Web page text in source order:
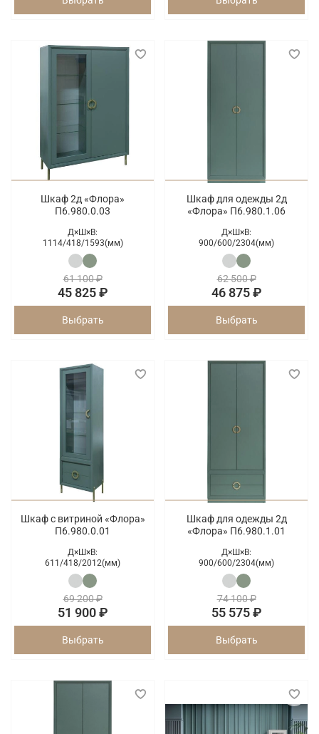
Шкаф 2д «Флора»
П6.980.0.03
Д×Ш×В:
1114/418/1593(мм)
61 100 ₽
45 825 ₽
Выбрать
Шкаф для одежды 2д
«Флора» П6.980.1.06
Д×Ш×В:
900/600/2304(мм)
62 500 ₽
46 875 ₽
Выбрать
Шкаф с витриной «Флора»
П6.980.0.01
Д×Ш×В:
611/418/2012(мм)
69 200 ₽
51 900 ₽
Выбрать
Шкаф для одежды 2д
«Флора» П6.980.1.01
Д×Ш×В:
900/600/2304(мм)
74 100 ₽
55 575 ₽
Выбрать